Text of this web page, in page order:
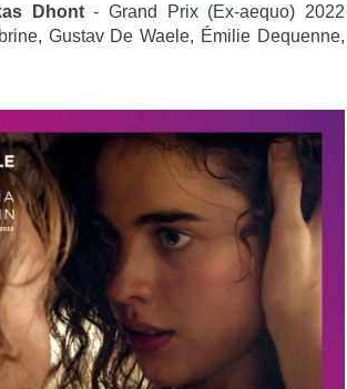
Dhont- Grand Prix (Ex-aequo) 2022
Gustav De Waele, Émilie Dequenne,